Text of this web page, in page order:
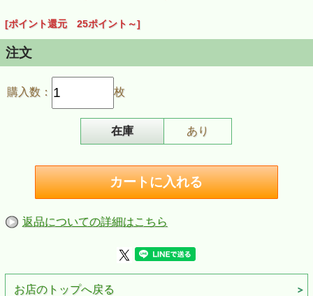
（ベートーヴェン）／トロイメライ（シューマン）／ボレロ
（ショパン）／革命のエチュード（ショパン）／舟歌（チャ
イコフスキー）／もみの木（シベリウス）／月の光（ドビュ
ッシー）／夢想（ドビュッシー）／火祭りの踊り（ファリ
■商品情報
「トロイメライ」
JAN：4523810004328
[ポイント還元 25ポイント～]
注文
購入数： 枚
在庫 あり
返品についての詳細はこちら
お店のトップへ戻る